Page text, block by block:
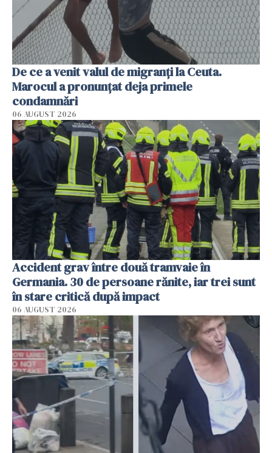
De ce a venit valul de migranți la Ceuta.
Marocul a pronunțat deja primele
condamnări
06 AUGUST 2026
Accident grav între două tramvaie în
Germania. 30 de persoane rănite, iar trei sunt
în stare critică după impact
06 AUGUST 2026